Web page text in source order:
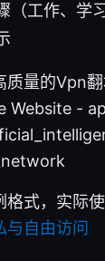
工作、学
量的Vpn
Website -
式，实际
与自由访问